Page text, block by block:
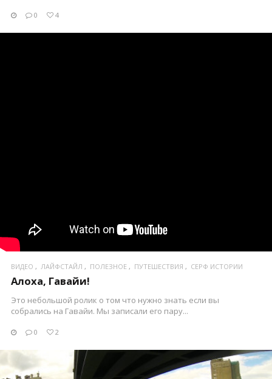
0 4
ВИДЕО ЛАЙФСТАЙЛ ПОЛЕЗНОЕ ПУТЕШЕСТВИЯ СЕРФ ИСТОРИИ
Алоха, Гавайи!
Это небольшой ролик о том что нужно знать если вы
собрались на Гавайи. Мы записали его пару...
0 2